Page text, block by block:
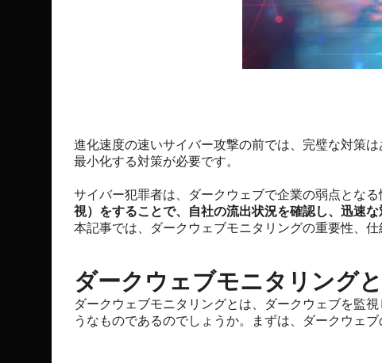
進化速度の速いサイバー攻撃の前では、完璧な対策
最小化する対策が必要です。
サイバー犯罪者は、ダークウェブで企業の弱点とな
視）をすることで、自社の流出状況を確認し、迅速な
本記事では、ダークウェブモニタリングの重要性、
ダークウェブモニタリング
ダークウェブモニタリングとは、ダークウェブを監
うなものであるのでしょうか。まずは、ダークウェ